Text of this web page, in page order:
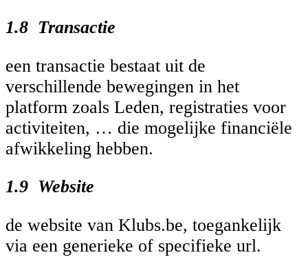
1.8 Transactie
een transactie bestaat uit de
verschillende bewegingen in het
platform zoals Leden, registraties voor
activiteiten, … die mogelijke financiële
afwikkeling hebben.
1.9 Website
de website van Klubs.be, toegankelijk
via een generieke of specifieke url.